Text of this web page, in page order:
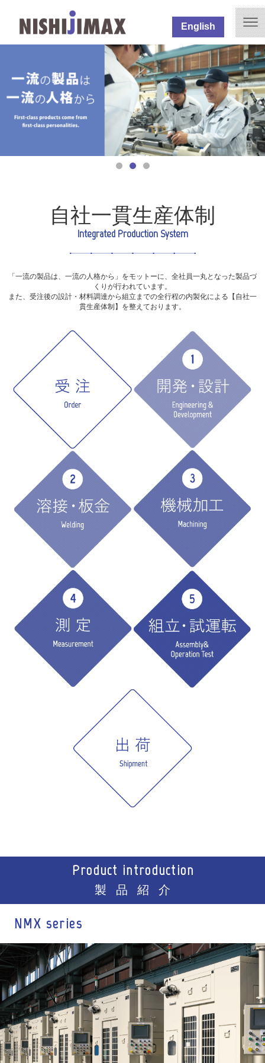
English
自社一貫生産体制
Integrated Production System
「一流の製品は、一流の人格から」をモットーに、全社員一丸となった製品づ
くりが行われています。
また、受注後の設計・材料調達から組立までの全行程の内製化による【自社一
貫生産体制】を整えております。
Product introduction
製品紹介
NMX series